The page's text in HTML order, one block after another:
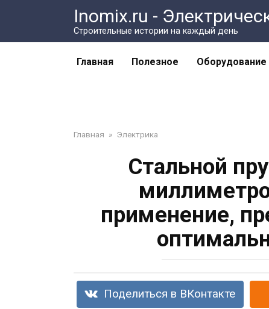
Inomix.ru -
Cтроительные истории на каждый день
Главная Полезное Оборудование
Главная » Электрика
Стальной
применение,
Поделиться в ВКонтакте